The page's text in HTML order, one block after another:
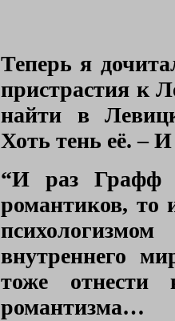
Теперь я
пристрастия к
найти в
Хоть тень её. –
“И раз Графф
романтиков, то
внутреннего
тоже отнести
романтизма…